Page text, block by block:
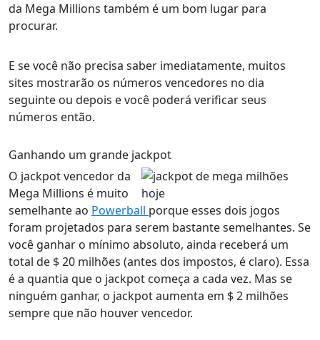
da Mega Millions também é um bom lugar para
procurar.
E se você não precisa saber imediatamente, muitos
sites mostrarão os números vencedores no dia
seguinte ou depois e você poderá verificar seus
números então.
Ganhando um grande jackpot
O jackpot vencedor da
Mega Millions é muito
semelhante ao Powerball porque esses dois jogos
foram projetados para serem bastante semelhantes. Se
você ganhar o mínimo absoluto, ainda receberá um
total de $ 20 milhões (antes dos impostos, é claro). Essa
é a quantia que o jackpot começa a cada vez. Mas se
ninguém ganhar, o jackpot aumenta em $ 2 milhões
sempre que não houver vencedor.